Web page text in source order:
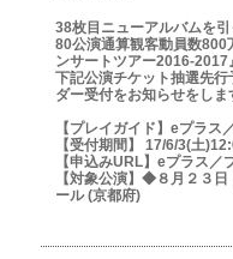
38枚目ニューアルバムを
80公演通算観客動員数800
ンサートツアー2016-2017
下記公演チケット抽選先
ダー受付をお知らせをしま
【プレイガイド】 eプラス
【受付期間】
17/6/3(土
【申込みURL】 eプラス／
【対象公演】 ◆８月２３日
ール (京都府)